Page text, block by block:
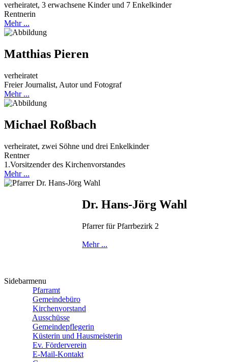
verheiratet, 3 erwachsene Kinder und 7 Enkelkinder
Rentnerin
Mehr ...
Matthias Pieren
verheiratet
Freier Journalist, Autor und Fotograf
Mehr ...
Michael Roßbach
verheiratet, zwei Söhne und drei Enkelkinder
Rentner
1.Vorsitzender des Kirchenvorstandes
Mehr ...
Dr. Hans-Jörg Wahl
Pfarrer für Pfarrbezirk 2
Mehr ...
Sidebarmenu
Pfarramt
Gemeindebüro
Kirchenvorstand
Ausschüsse
Gemeindepflegerin
Küsterin und Hausmeisterin
Ev. Förderverein
E-Mail-Kontakt